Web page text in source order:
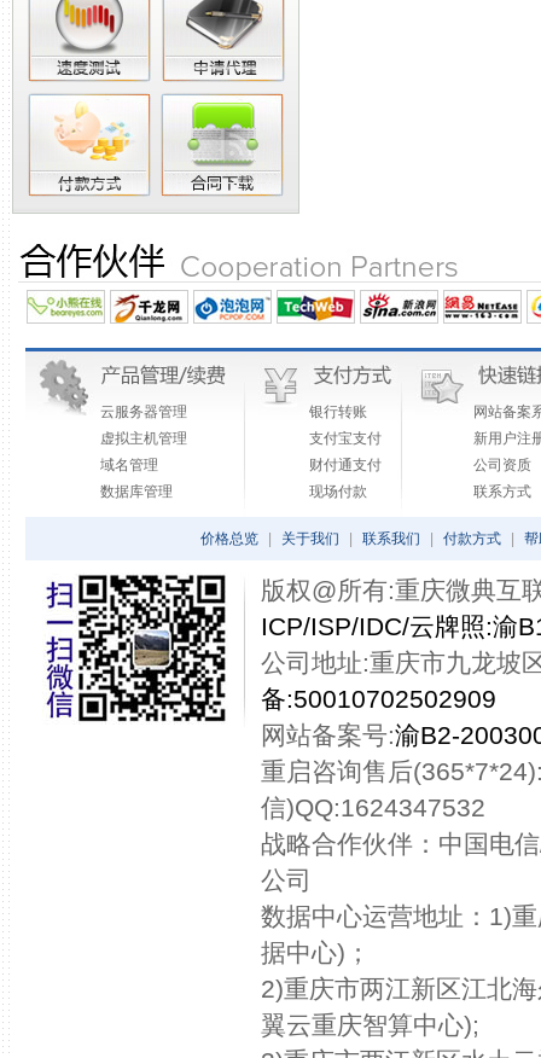
云服务器管理
虚拟主机管理
域名管理
数据库管理
银行转账
支付宝支付
财付通支付
现场付款
网站备案
新用户注
公司资质
联系方式
价格总览 关于我们 联系我们 付款方式
版权@所有:重庆微典互
ICP/ISP/IDC/云牌照:渝
公司地址:重庆市九龙坡
备:50010702502909
网站备案号:渝B2-
重启咨询售后
信)QQ:1624347532
战略合作伙伴：中国电
公司
数据中心运营地址：1)
据中心)；
2)重庆市两江新区江北
翼云重庆智算中心);